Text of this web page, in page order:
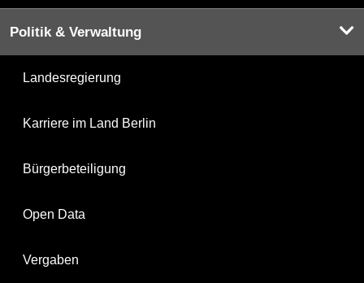
Politik & Verwaltung
Landesregierung
Karriere im Land Berlin
Bürgerbeteiligung
Open Data
Vergaben